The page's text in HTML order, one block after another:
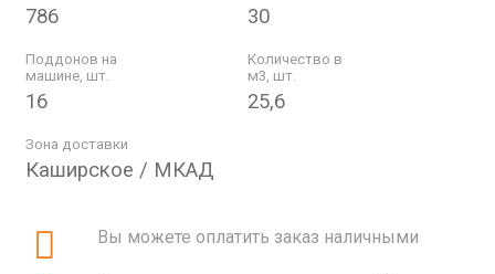
786 30
Поддонов на
машине, шт.
16
Количество в
м3, шт.
25,6
Зона доставки
Каширское / МКАД
Вы можете оплатить заказ наличными